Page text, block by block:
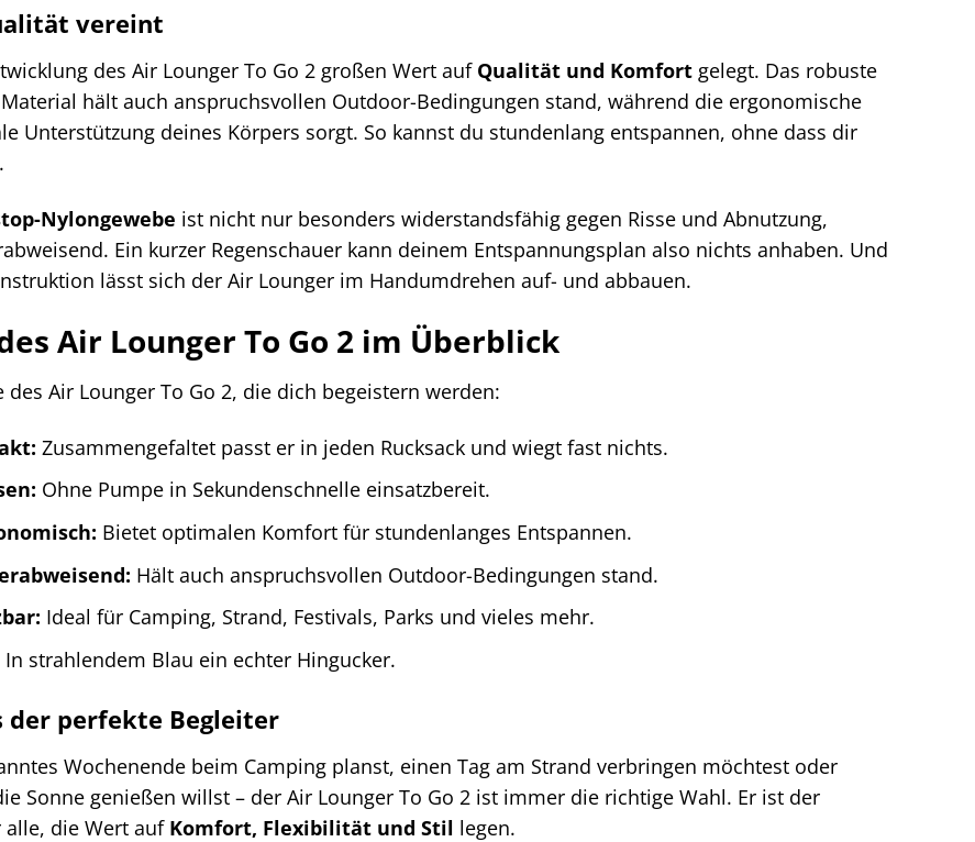
vereint
des Air Lounger To Go 2 großen Wert auf Qualität und Komfort gelegt. Das robuste
hält auch anspruchsvollen Outdoor-Bedingungen stand, während die ergonomische
Unterstützung deines Körpers sorgt. So kannst du stundenlang entspannen, ohne dass dir
Nylongewebe ist nicht nur besonders widerstandsfähig gegen Risse und Abnutzung,
Ein kurzer Regenschauer kann deinem Entspannungsplan also nichts anhaben. Und
lässt sich der Air Lounger im Handumdrehen auf- und abbauen.
Air Lounger To Go 2 im Überblick
Air Lounger To Go 2, die dich begeistern werden:
Zusammengefaltet passt er in jeden Rucksack und wiegt fast nichts.
Ohne Pumpe in Sekundenschnelle einsatzbereit.
Bietet optimalen Komfort für stundenlanges Entspannen.
Hält auch anspruchsvollen Outdoor-Bedingungen stand.
Ideal für Camping, Strand, Festivals, Parks und vieles mehr.
In strahlendem Blau ein echter Hingucker.
der perfekte Begleiter
Wochenende beim Camping planst, einen Tag am Strand verbringen möchtest oder
Sonne genießen willst – der Air Lounger To Go 2 ist immer die richtige Wahl. Er ist der
die Wert auf Komfort, Flexibilität und Stil legen.